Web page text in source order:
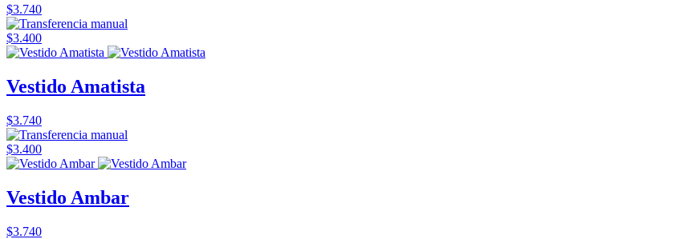
$3.740
$3.400
Vestido Amatista
$3.740
$3.400
Vestido Ambar
$3.740